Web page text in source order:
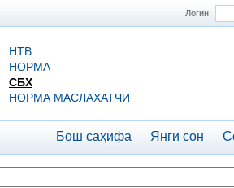
Логин:
НТВ
НОРМА
СБХ
НОРМА МАСЛАХАТЧИ
Бош саҳифа Янги сон